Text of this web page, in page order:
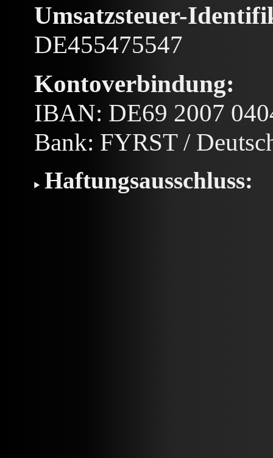
Umsatzsteuer-
DE455475547
Kontoverbindung:
IBAN: DE69 2007
Bank: FYRST /
Haftungsausschluss: